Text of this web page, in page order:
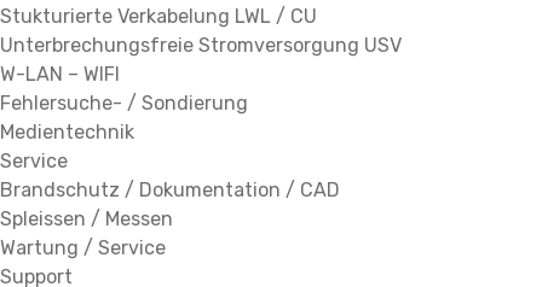
Stukturierte Verkabelung LWL / CU
Unterbrechungsfreie Stromversorgung USV
W-LAN – WIFI
Fehlersuche- / Sondierung
Medientechnik
Service
Brandschutz / Dokumentation / CAD
Spleissen / Messen
Wartung / Service
Support